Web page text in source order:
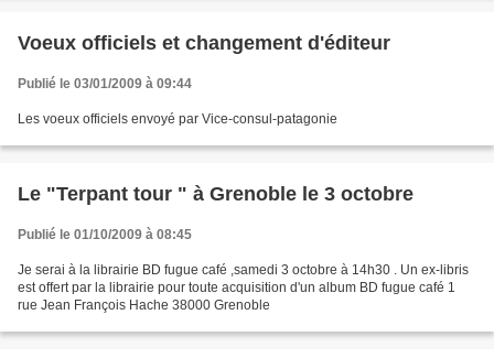
Voeux officiels et changement d'éditeur
Publié le 03/01/2009 à 09:44
Les voeux officiels envoyé par Vice-consul-patagonie
Le "Terpant tour " à Grenoble le 3 octobre
Publié le 01/10/2009 à 08:45
Je serai à la librairie BD fugue café ,samedi 3 octobre à 14h30 . Un ex-libris
est offert par la librairie pour toute acquisition d'un album BD fugue café 1
rue Jean François Hache 38000 Grenoble